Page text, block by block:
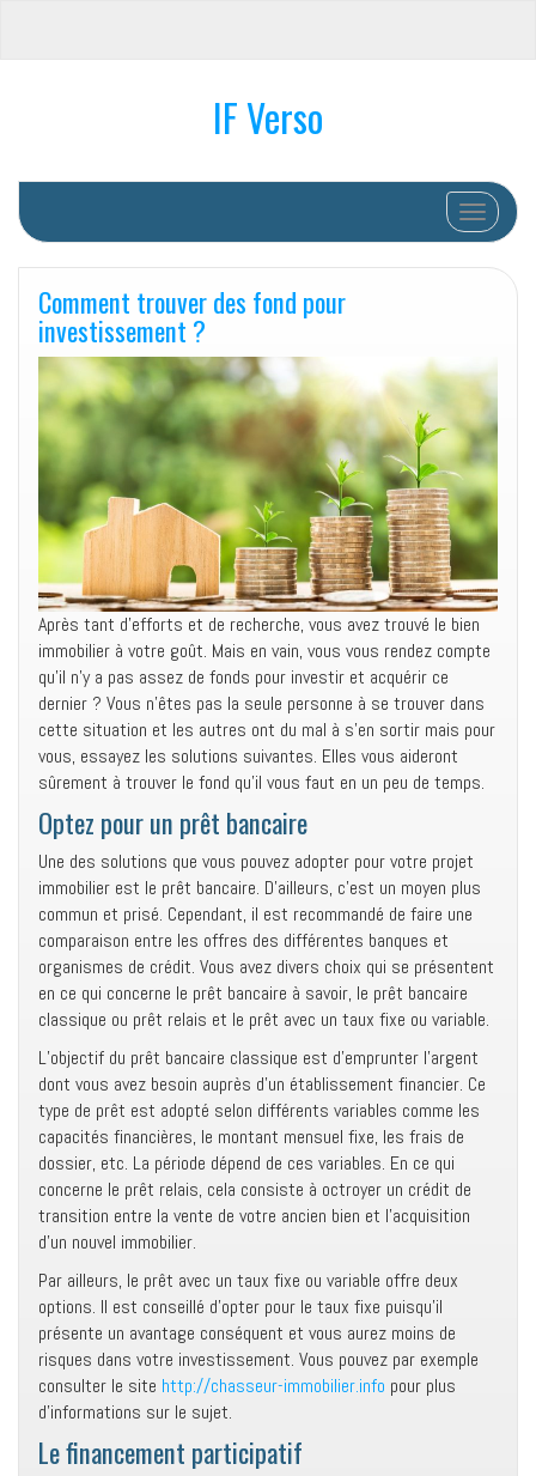
IF Verso
Afficher/
Comment trouver des fond pour
investissement ?
Après tant d’efforts et de recherche, vous avez trouvé le bien
immobilier à votre goût. Mais en vain, vous vous rendez compte
qu’il n’y a pas assez de fonds pour investir et acquérir ce
dernier ? Vous n’êtes pas la seule personne à se trouver dans
cette situation et les autres ont du mal à s’en sortir mais pour
vous, essayez les solutions suivantes. Elles vous aideront
sûrement à trouver le fond qu’il vous faut en un peu de temps.
Optez pour un prêt bancaire
Une des solutions que vous pouvez adopter pour votre projet
immobilier est le prêt bancaire. D’ailleurs, c’est un moyen plus
commun et prisé. Cependant, il est recommandé de faire une
comparaison entre les offres des différentes banques et
organismes de crédit. Vous avez divers choix qui se présentent
en ce qui concerne le prêt bancaire à savoir, le prêt bancaire
classique ou prêt relais et le prêt avec un taux fixe ou variable.
L’objectif du prêt bancaire classique est d’emprunter l’argent
dont vous avez besoin auprès d’un établissement financier. Ce
type de prêt est adopté selon différents variables comme les
capacités financières, le montant mensuel fixe, les frais de
dossier, etc. La période dépend de ces variables. En ce qui
concerne le prêt relais, cela consiste à octroyer un crédit de
transition entre la vente de votre ancien bien et l’acquisition
d’un nouvel immobilier.
Par ailleurs, le prêt avec un taux fixe ou variable offre deux
options. Il est conseillé d’opter pour le taux fixe puisqu’il
présente un avantage conséquent et vous aurez moins de
risques dans votre investissement. Vous pouvez par exemple
consulter le site http://chasseur-immobilier.info pour plus
d’informations sur le sujet.
Le financement participatif